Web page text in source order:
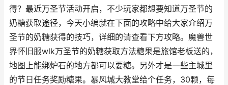
得？最近万圣节活动开启，不少玩家都想要知道万圣节的
奶糖获取途径，今天小编就在下面的攻略中给大家介绍万
圣节的奶糖获得的技巧，详细的请查看下方攻略。魔兽世
界怀旧服wlk万圣节的奶糖获取方法糖果是旅馆老板送的，
地图上能绑炉石的地方都可以要糖。另外才是一些主城里
的节日任务奖励糖果。暴风城大教堂给个任务，30颗，每